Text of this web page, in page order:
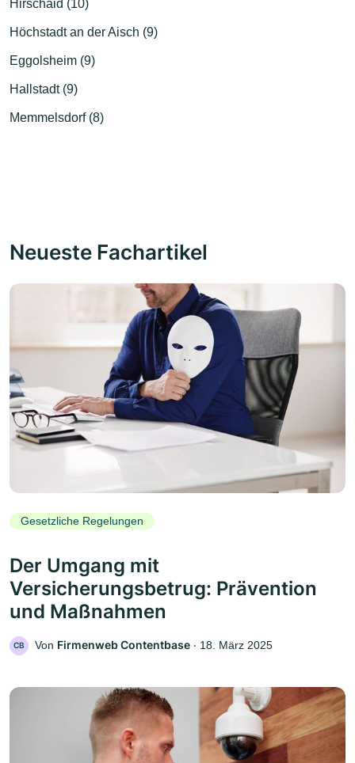
Hirschaid (10)
Höchstadt an der Aisch (9)
Eggolsheim (9)
Hallstadt (9)
Memmelsdorf (8)
Neueste Fachartikel
Gesetzliche Regelungen
Der Umgang mit
Versicherungsbetrug: Prävention
und Maßnahmen
CB Von Firmenweb Contentbase ‧ 18. März 2025